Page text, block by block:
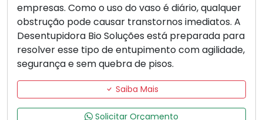
empresas. Como o uso do vaso é diário, qualquer
obstrução pode causar transtornos imediatos. A
Desentupidora Bio Soluções está preparada para
resolver esse tipo de entupimento com agilidade,
segurança e sem quebra de pisos.
Saiba Mais
Solicitar Orçamento